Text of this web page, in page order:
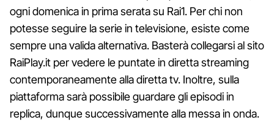
ogni domenica in prima serata su Rai1. Per chi non
potesse seguire la serie in televisione, esiste come
sempre una valida alternativa. Basterà collegarsi al sito
RaiPlay.it per vedere le puntate in diretta streaming
contemporaneamente alla diretta tv. Inoltre, sulla
piattaforma sarà possibile guardare gli episodi in
replica, dunque successivamente alla messa in onda.